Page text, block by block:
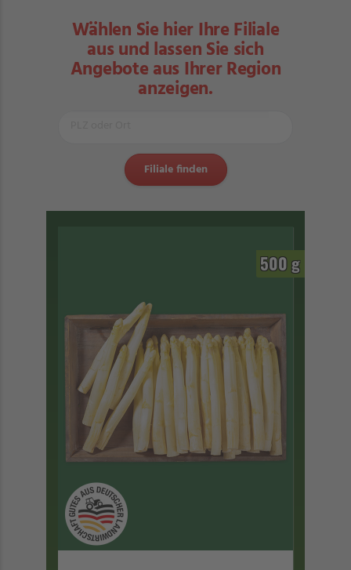
Wählen Sie hier Ihre Filiale
aus und lassen Sie sich
Angebote aus Ihrer Region
anzeigen.
500 g